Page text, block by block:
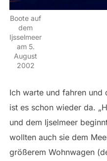
Boote auf
dem
Ijsselmeer
am 5.
August
2002
Ich warte und fahren und
ist es schon wieder da.
und dem Ijselmeer
wollten auch sie dem
größerem Wohnwagen